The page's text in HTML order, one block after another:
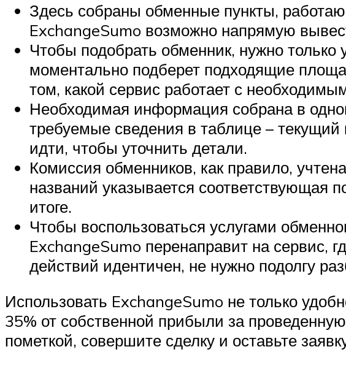
Здесь собраны обменные пункты,
ExchangeSumo возможно напрямую
Чтобы подобрать обменник, нужно
моментально подберет подходящие
том, какой сервис работает с
Необходимая информация собрана в
требуемые сведения в таблице – текущий
идти, чтобы уточнить детали.
Комиссия обменников, как правило,
названий указывается соответствующая
итоге.
Чтобы воспользоваться услугами
ExchangeSumo перенаправит на сервис,
действий идентичен, не нужно подолгу
Использовать ExchangeSumo не только
35% от собственной прибыли за
пометкой, совершите сделку и оставьте